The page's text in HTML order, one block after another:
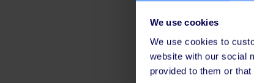
We use cookies
We use cookies to
website with our social
provided to them or